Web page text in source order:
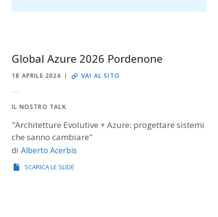
Global Azure 2026 Pordenone
18 APRILE 2026 VAI AL SITO
IL NOSTRO TALK
"Architetture Evolutive + Azure: progettare sistemi
che sanno cambiare"
di Alberto Acerbis
SCARICA LE SLIDE